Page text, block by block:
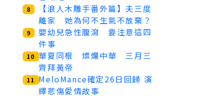
8
【浪人木雕手番外篇】夫三度
離家 她為何不生氣不放棄？
9
嬰幼兒急性腹瀉 要注意這四
件事
10 華夏同根 燦爛中華 三月三
齊拜黃帝
11
MeloMance確定26日回歸 演
繹悲傷愛情故事